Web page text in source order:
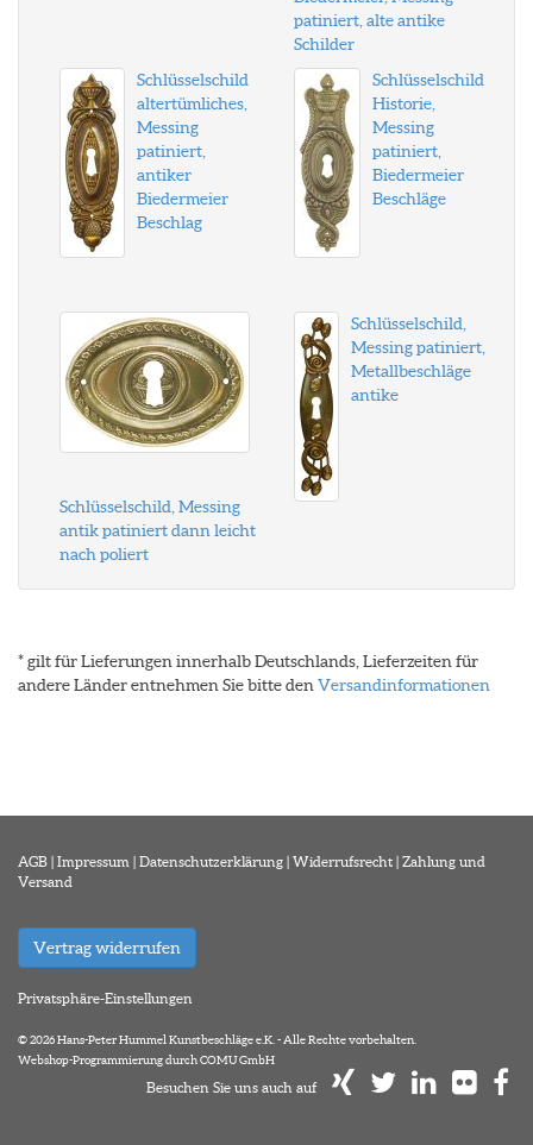
patiniert, alte antike
Schilder
Schlüsselschild
altertümliches,
Messing
patiniert,
antiker
Biedermeier
Beschlag
Schlüsselschild
Historie,
Messing
patiniert,
Biedermeier
Beschläge
Schlüsselschild, Messing
antik patiniert dann leicht
nach poliert
Schlüsselschild,
Messing patiniert,
Metallbeschläge
antike
* gilt für Lieferungen innerhalb Deutschlands, Lieferzeiten für
andere Länder entnehmen Sie bitte den Versandinformationen
AGB | Impressum | Datenschutzerklärung | Widerrufsrecht | Zahlung und
Versand
Vertrag widerrufen
Privatsphäre-Einstellungen
© 2026 Hans-Peter Hummel Kunstbeschläge e.K. - Alle Rechte vorbehalten.
Webshop-Programmierung durch COMU GmbH
Besuchen Sie uns auch auf